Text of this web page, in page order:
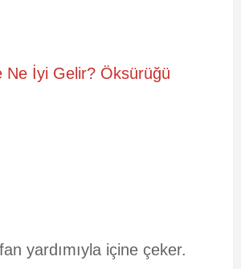
Ne İyi Gelir? Öksürüğü
yardımıyla içine çeker.